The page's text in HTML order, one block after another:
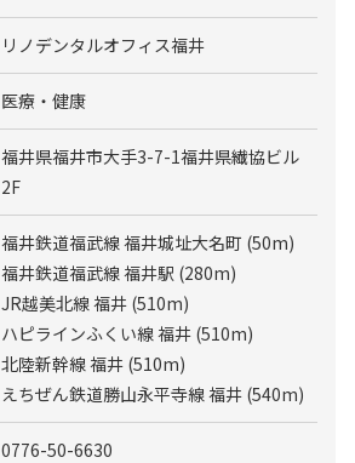
リノデンタルオフィス福井
医療・健康
福井県福井市大手3-7-1福井県繊協ビル
2F
福井鉄道福武線 福井城址大名町 (50m)
福井鉄道福武線 福井駅 (280m)
JR越美北線 福井 (510m)
ハピラインふくい線 福井 (510m)
北陸新幹線 福井 (510m)
えちぜん鉄道勝山永平寺線 福井 (540m)
0776-50-6630